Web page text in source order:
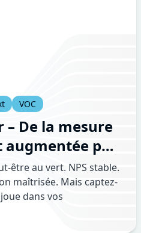
VOC
– De la mesure
augmentée par
être au vert. NPS stable.
Mais captez-
dans vos